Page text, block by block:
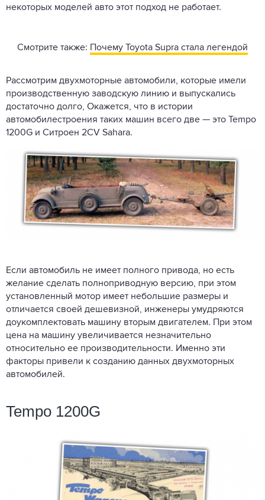
некоторых моделей авто этот подход не работает.
Смотрите также: Почему Toyota Supra стала легендой
Рассмотрим двухмоторные автомобили, которые имели
производственную заводскую линию и выпускались
достаточно долго, Окажется, что в истории
автомобилестроения таких машин всего две — это Tempo
1200G и Ситроен 2CV Sahara.
Если автомобиль не имеет полного привода, но есть
желание сделать полноприводную версию, при этом
установленный мотор имеет небольшие размеры и
отличается своей дешевизной, инженеры умудряются
доукомплектовать машину вторым двигателем. При этом
цена на машину увеличивается незначительно
относительно ее производительности. Именно эти
факторы привели к созданию данных двухмоторных
автомобилей.
Tempo 1200G